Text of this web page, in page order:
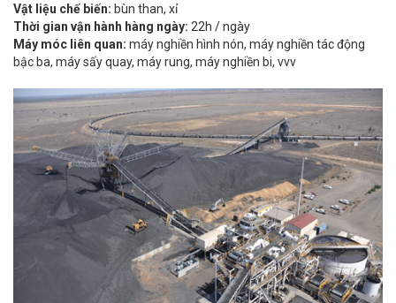
Vật liệu chế biến: bùn than, xỉ
Thời gian vận hành hàng ngày: 22h / ngày
Máy móc liên quan: máy nghiền hình nón, máy nghiền tác động
bậc ba, máy sấy quay, máy rung, máy nghiền bi, vvv